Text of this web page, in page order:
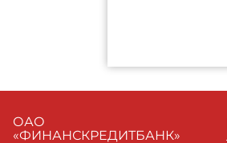
ОАО
«ФИНАНСКРЕДИТБАНК»